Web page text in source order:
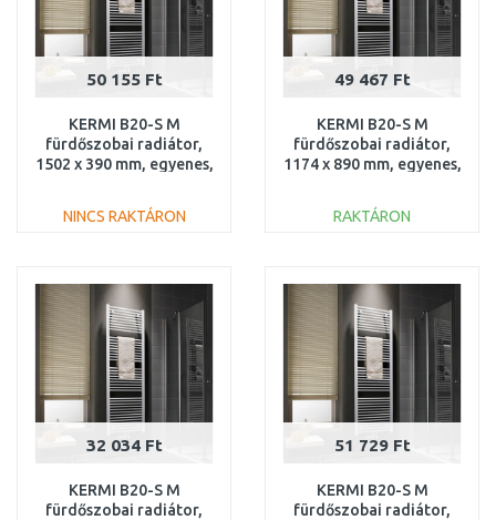
50 155 Ft
KERMI B20-S M
fürdőszobai radiátor,
1502 x 390 mm, egyenes,
LS01M1500402XXK
NINCS RAKTÁRON
Összehasonlítás
49 467 Ft
KERMI B20-S M
fürdőszobai radiátor,
1174 x 890 mm, egyenes,
LS01M1200902XXK
RAKTÁRON
Összehasonlítás
32 034 Ft
KERMI B20-S M
fürdőszobai radiátor,
51 729 Ft
KERMI B20-S M
fürdőszobai radiátor,